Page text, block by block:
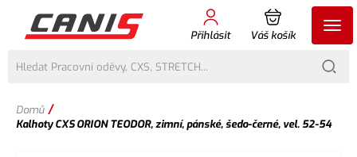
Přihlásit Váš košík
Domů /
Kalhoty CXS ORION TEODOR, zimní, pánské, šedo-černé, vel. 52-54